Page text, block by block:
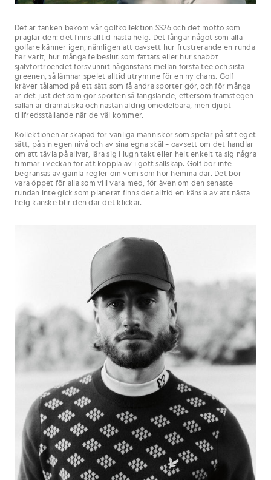
Det är tanken bakom vår golfkollektion SS26 och det motto som
präglar den: det finns alltid nästa helg. Det fångar något som alla
golfare känner igen, nämligen att oavsett hur frustrerande en runda
har varit, hur många felbeslut som fattats eller hur snabbt
självförtroendet försvunnit någonstans mellan första tee och sista
greenen, så lämnar spelet alltid utrymme för en ny chans. Golf
kräver tålamod på ett sätt som få andra sporter gör, och för många
är det just det som gör sporten så fängslande, eftersom framstegen
sällan är dramatiska och nästan aldrig omedelbara, men djupt
tillfredsställande när de väl kommer.
Kollektionen är skapad för vanliga människor som spelar på sitt eget
sätt, på sin egen nivå och av sina egna skäl – oavsett om det handlar
om att tävla på allvar, lära sig i lugn takt eller helt enkelt ta sig några
timmar i veckan för att koppla av i gott sällskap. Golf bör inte
begränsas av gamla regler om vem som hör hemma där. Det bör
vara öppet för alla som vill vara med, för även om den senaste
rundan inte gick som planerat finns det alltid en känsla av att nästa
helg kanske blir den där det klickar.